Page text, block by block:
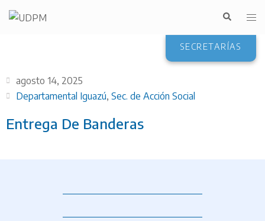
SECRETARÍAS
agosto 14, 2025
Departamental Iguazú, Sec. de Acción Social
Entrega De Banderas